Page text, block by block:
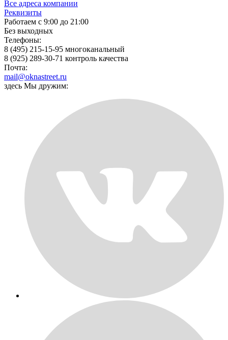
Все адреса компании
Реквизиты
Работаем с 9:00 до 21:00
Без выходных
Телефоны:
8 (495) 215-15-95 многоканальный
8 (925) 289-30-71 контроль качества
Почта:
mail@oknastreet.ru
здесь Мы дружим: